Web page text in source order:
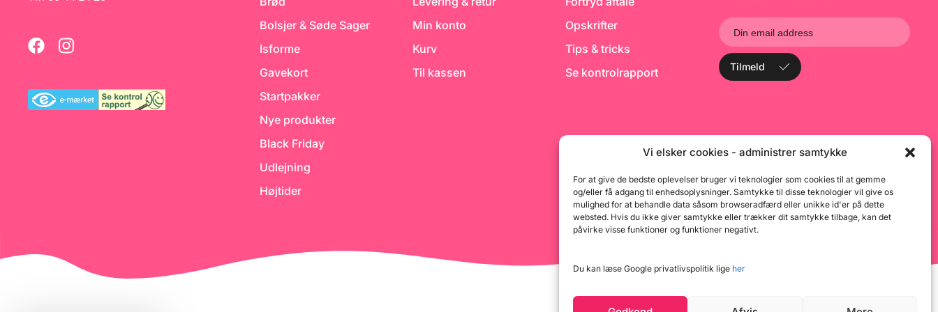
Vi elsker cookies - administrer samtykke
For at give de bedste oplevelser bruger vi teknologier som cookies til at gemme
og/eller få adgang til enhedsoplysninger. Samtykke til disse teknologier vil give os
mulighed for at behandle data såsom browseradfærd eller unikke id'er på dette
websted. Hvis du ikke giver samtykke eller trækker dit samtykke tilbage, kan det
påvirke visse funktioner og funktioner negativt.
Du kan læse Google privatlivspolitik lige her
færdigmasse
Bolsjer & Søde Sager
Isforme
Gavekort
Startpakker
Nye produkter
Black Friday
Udlejning
Højtider
Min konto
Kurv
Til kassen
Opskrifter
Tips & tricks
Se kontrolrapport
Tilmeld